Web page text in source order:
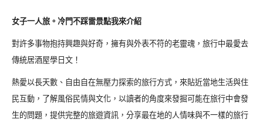
女子一人旅。冷門不踩雷景點我來介紹
對許多事物抱持興趣與好奇，擁有與外表不符的老靈魂，旅行中最愛去
傳統居酒屋學日文！
熱愛以長天數、自由自在無壓力探索的旅行方式，來貼近當地生活與住
民互動，了解風俗民情與文化，以讀者的角度來發掘可能在旅行中會發
生的問題，提供完整的旅遊資訊，分享最在地的人情味與不一樣的旅行